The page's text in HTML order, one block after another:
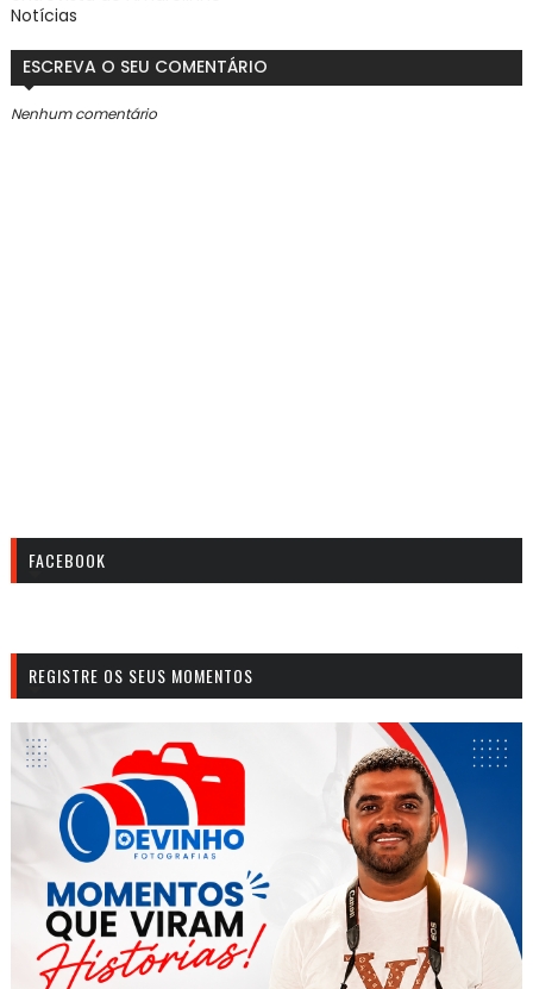
Notícias
ESCREVA O SEU COMENTÁRIO
Nenhum comentário
FACEBOOK
REGISTRE OS SEUS MOMENTOS